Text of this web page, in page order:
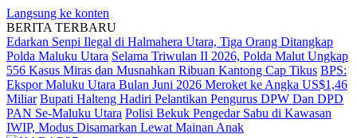
Langsung ke konten
BERITA TERBARU
Edarkan Senpi Ilegal di Halmahera Utara, Tiga Orang Ditangkap
Polda Maluku Utara Selama Triwulan II 2026, Polda Malut Ungkap
556 Kasus Miras dan Musnahkan Ribuan Kantong Cap Tikus BPS:
Ekspor Maluku Utara Bulan Juni 2026 Meroket ke Angka US$1,46
Miliar Bupati Halteng Hadiri Pelantikan Pengurus DPW Dan DPD
PAN Se-Maluku Utara Polisi Bekuk Pengedar Sabu di Kawasan
IWIP, Modus Disamarkan Lewat Mainan Anak